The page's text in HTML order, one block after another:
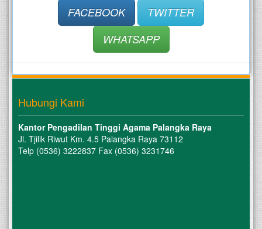
FACEBOOK
TWITTER
WHATSAPP
Hubungi Kami
Kantor Pengadilan Tinggi Agama Palangka Raya
Jl. Tjilik Riwut Km. 4.5 Palangka Raya 73112
Telp (0536) 3222837 Fax (0536) 3231746